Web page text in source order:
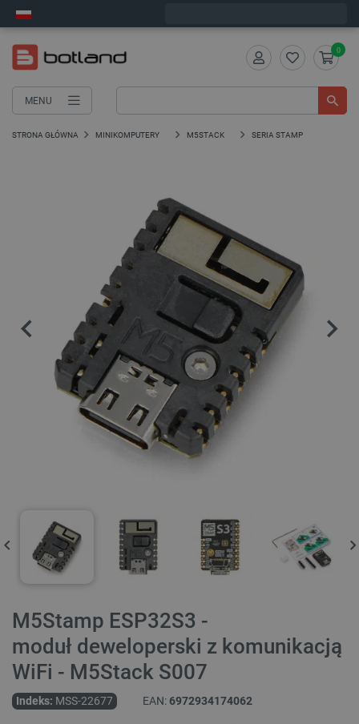
MENU
0
STRONA GŁÓWNA MINIKOMPUTERY M5STACK SERIA STAMP
M5Stamp ESP32S3 -
moduł deweloperski z komunikacją
WiFi - M5Stack S007
Indeks: MSS-22677 EAN:6972934174062